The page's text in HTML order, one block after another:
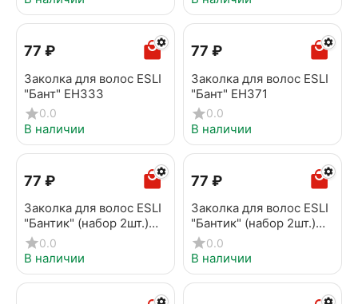
‍77‍ ₽
Заколка для волос ESLI
"Бант" EH333
0.0
В наличии
‍77‍ ₽
Заколка для волос ESLI
"Бант" EH371
0.0
В наличии
‍77‍ ₽
Заколка для волос ESLI
"Бантик" (набор 2шт.)
EH007
0.0
В наличии
‍77‍ ₽
Заколка для волос ESLI
"Бантик" (набор 2шт.)
EH009
0.0
В наличии